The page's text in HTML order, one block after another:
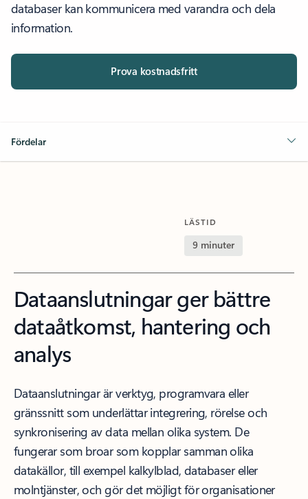
databaser kan kommunicera med varandra och dela
information.
Prova kostnadsfritt
Fördelar
LÄSTID
9 minuter
Dataanslutningar ger bättre
dataåtkomst, hantering och
analys
Dataanslutningar är verktyg, programvara eller
gränssnitt som underlättar integrering, rörelse och
synkronisering av data mellan olika system. De
fungerar som broar som kopplar samman olika
datakällor, till exempel kalkylblad, databaser eller
molntjänster, och gör det möjligt för organisationer